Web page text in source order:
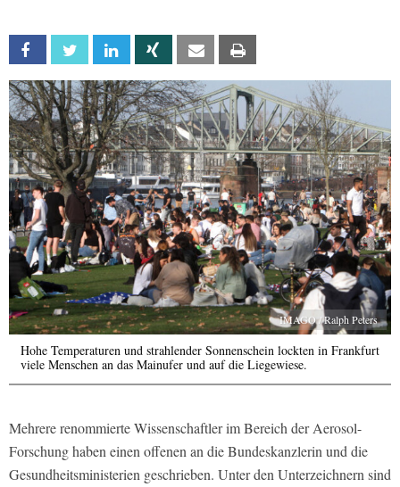
Facebook Twitter Linkedin Xing Email
IMAGO / Ralph Peters
Hohe Temperaturen und strahlender Sonnenschein lockten in Frankfurt
viele Menschen an das Mainufer und auf die Liegewiese.
Mehrere renommierte Wissenschaftler im Bereich der Aerosol-
Forschung haben einen offenen an die Bundeskanzlerin und die
Gesundheitsministerien geschrieben. Unter den Unterzeichnern sind